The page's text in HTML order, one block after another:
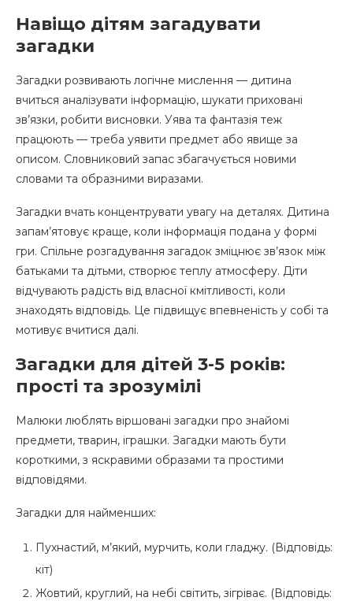
Навіщо дітям загадувати
загадки
Загадки розвивають логічне мислення — дитина
вчиться аналізувати інформацію, шукати приховані
зв’язки, робити висновки. Уява та фантазія теж
працюють — треба уявити предмет або явище за
описом. Словниковий запас збагачується новими
словами та образними виразами.
Загадки вчать концентрувати увагу на деталях. Дитина
запам’ятовує краще, коли інформація подана у формі
гри. Спільне розгадування загадок зміцнює зв’язок між
батьками та дітьми, створює теплу атмосферу. Діти
відчувають радість від власної кмітливості, коли
знаходять відповідь. Це підвищує впевненість у собі та
мотивує вчитися далі.
Загадки для дітей 3-5 років:
прості та зрозумілі
Малюки люблять віршовані загадки про знайомі
предмети, тварин, іграшки. Загадки мають бути
короткими, з яскравими образами та простими
відповідями.
Загадки для найменших:
Пухнастий, м’який, мурчить, коли гладжу. (Відповідь:
кіт)
Жовтий, круглий, на небі світить, зігріває. (Відповідь: